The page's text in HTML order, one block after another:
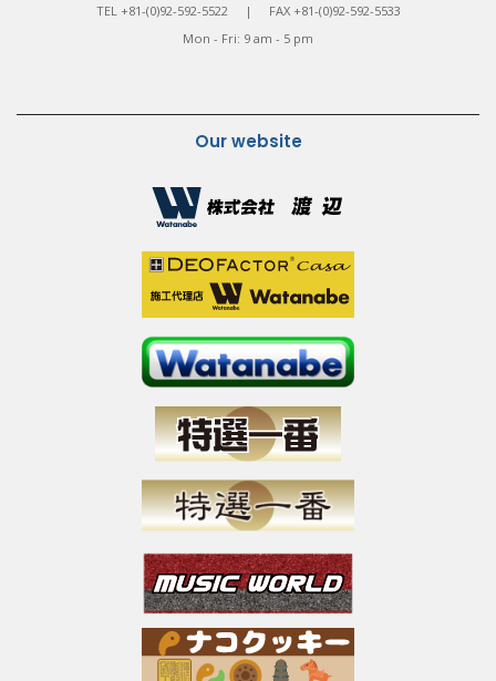
TEL +81-(0)92-592-5522 | FAX +81-(0)92-592-5533
Mon - Fri: 9 am - 5 pm
Our website